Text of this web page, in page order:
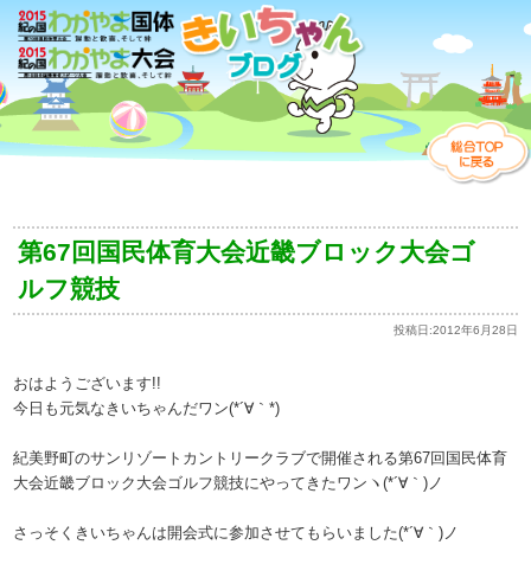
第67回国民体育大会近畿ブロック大会ゴ
ルフ競技
投稿日:2012年6月28日
おはようございます!!
今日も元気なきいちゃんだワン(*´∀｀*)
紀美野町のサンリゾートカントリークラブで開催される第67回国民体育
大会近畿ブロック大会ゴルフ競技にやってきたワンヽ(*´∀｀)ノ
さっそくきいちゃんは開会式に参加させてもらいました(*´∀｀)ノ